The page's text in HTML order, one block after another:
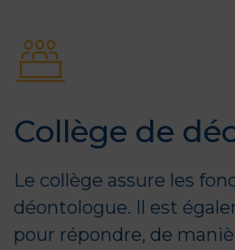
Collège de
Le collège assure les
déontologue. Il est
pour répondre, de